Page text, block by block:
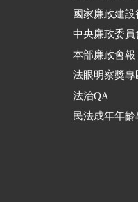
國家廉政建設
中央廉政委員
本部廉政會報
法眼明察獎專
法治QA
民法成年年齡